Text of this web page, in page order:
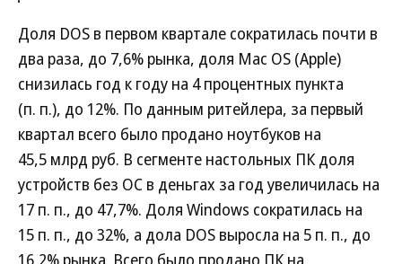
Доля DOS в первом квартале сократилась почти в
два раза, до 7,6% рынка, доля Mac OS (Apple)
снизилась год к году на 4 процентных пункта
(п. п.), до 12%. По данным ритейлера, за первый
квартал всего было продано ноутбуков на
45,5 млрд руб. В сегменте настольных ПК доля
устройств без ОС в деньгах за год увеличилась на
17 п. п., до 47,7%. Доля Windows сократилась на
15 п. п., до 32%, а дола DOS выросла на 5 п. п., до
16,2% рынка. Всего было продано ПК на